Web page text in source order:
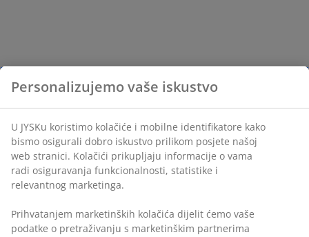
Personalizujemo vaše iskustvo
U JYSKu koristimo kolačiće i mobilne identifikatore kako
bismo osigurali dobro iskustvo prilikom posjete našoj
web stranici. Kolačići prikupljaju informacije o vama
radi osiguravanja funkcionalnosti, statistike i
relevantnog marketinga.
Prihvatanjem marketinških kolačića dijelit ćemo vaše
podatke o pretraživanju s marketinškim partnerima